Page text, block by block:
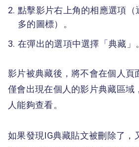
點擊影片右上角的相應選項（
多的圖標）。
在彈出的選項中選擇「典藏」。
影片被典藏後，將不會在個人頁
僅會出現在個人的影片典藏區域
人能夠查看。
如果發現IG典藏貼文被刪除了，